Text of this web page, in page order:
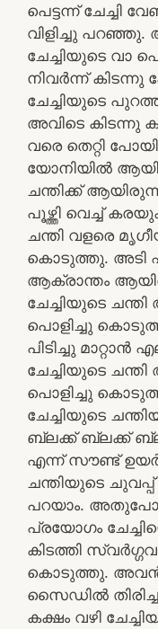
പെട്ടന്ന് ചേച്ചി
വിളിച്ചു
ചേച്ചിയുടെ വാ
നിവർന്ന്
ചേച്ചിയുടെ
അവിടെ കിടന്നു
വരെ തെറ്റി
യോനിയിൽ
ചന്തിക്ക്
പൂഴ്ത്തി വെച്ച്
ചന്തി വളരെ
കൊടുത്തു. അടി
ആക്രാന്തം
ചേച്ചിയുടെ
പൊളിച്ചു
പിടിച്ചു
ചേച്ചിയുടെ
പൊളിച്ചു
ചേച്ചിയുടെ
ബ്ലക്ക് ബ്ലക്ക്
എന്ന് സൗണ്ട്
ചന്തിയുടെ
പറയാം.
പ്രയോഗം
കിടത്തി
കൊടുത്തു. അവൻ
സൈഡിൽ
കക്ഷം വഴി